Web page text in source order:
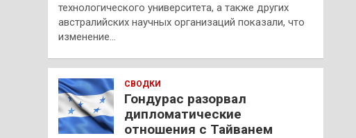
технологического университета, а также других
австралийских научных организаций показали, что
изменение…
СВОДКИ
Гондурас разорвал
дипломатические
отношения с Тайванем